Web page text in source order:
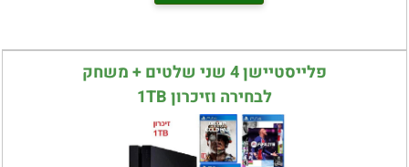
פלייסטיישן 4 שני שלטים + משחק
לבחירה וזיכרון 1TB